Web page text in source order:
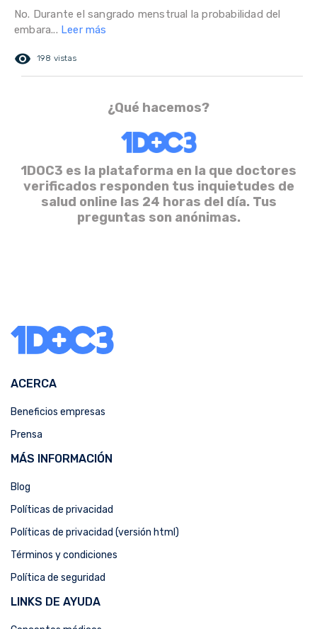
No. Durante el sangrado menstrual la probabilidad del
embara... Leer más
remove_red_eye 198 vistas
¿Qué hacemos?
1DOC3 es la plataforma en la que doctores
verificados responden tus inquietudes de
salud online las 24 horas del día. Tus
preguntas son anónimas.
ACERCA
Beneficios empresas
Prensa
MÁS INFORMACIÓN
Blog
Políticas de privacidad
Políticas de privacidad (versión html)
Términos y condiciones
Política de seguridad
LINKS DE AYUDA